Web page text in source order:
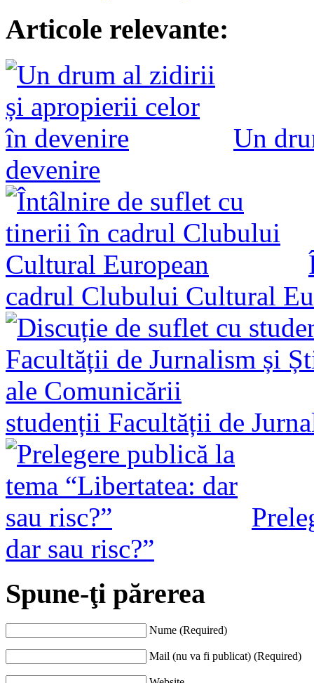
Articole relevante:
Un
devenire
cadrul Clubului Cultural
studenții Facultății de
dar sau risc?”
Spune-ţi părerea
Nume (Required)
Mail (nu va fi publicat) (Required)